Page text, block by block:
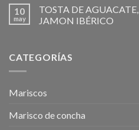
10
may
TOSTA DE
JAMON IBÉRICO
CATEGORÍAS
Mariscos
Marisco de concha